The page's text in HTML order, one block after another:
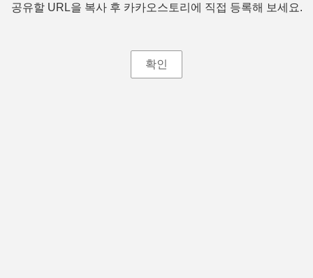
공유할 URL을 복사 후 카카오스토리에 직접 등록해 보세요.
확인